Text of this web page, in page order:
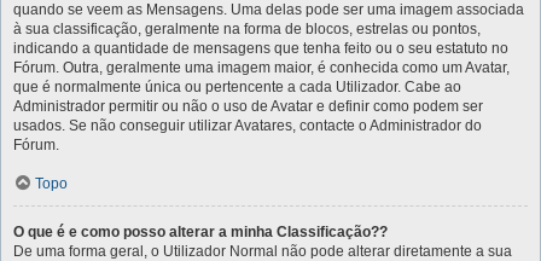
quando se veem as Mensagens. Uma delas pode ser uma imagem associada
à sua classificação, geralmente na forma de blocos, estrelas ou pontos,
indicando a quantidade de mensagens que tenha feito ou o seu estatuto no
Fórum. Outra, geralmente uma imagem maior, é conhecida como um Avatar,
que é normalmente única ou pertencente a cada Utilizador. Cabe ao
Administrador permitir ou não o uso de Avatar e definir como podem ser
usados. Se não conseguir utilizar Avatares, contacte o Administrador do
Fórum.
Topo
O que é e como posso alterar a minha Classificação??
De uma forma geral, o Utilizador Normal não pode alterar diretamente a sua